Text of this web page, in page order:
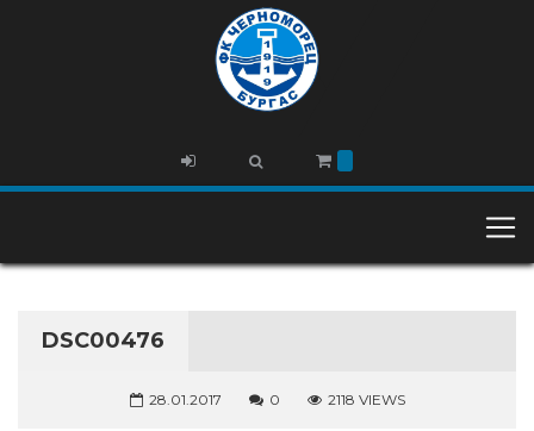
DSC00476
28.01.2017 0 2118 VIEWS